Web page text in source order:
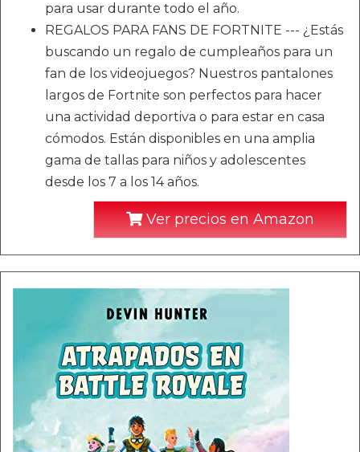
para usar durante todo el año.
REGALOS PARA FANS DE FORTNITE --- ¿Estás
buscando un regalo de cumpleaños para un
fan de los videojuegos? Nuestros pantalones
largos de Fortnite son perfectos para hacer
una actividad deportiva o para estar en casa
cómodos. Están disponibles en una amplia
gama de tallas para niños y adolescentes
desde los 7 a los 14 años.
Ver precios en Amazon